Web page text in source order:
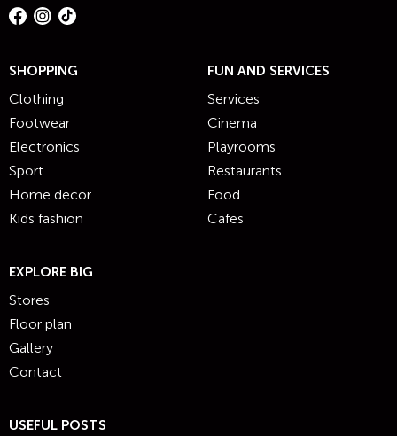
SHOPPING
Clothing
Footwear
Electronics
Sport
Home decor
Kids fashion
FUN AND SERVICES
Services
Cinema
Playrooms
Restaurants
Food
Cafes
EXPLORE BIG
Stores
Floor plan
Gallery
Contact
USEFUL POSTS